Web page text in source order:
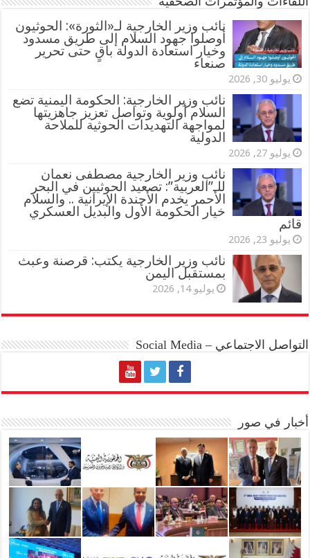
‏نائب وزير الخارجية لـ«الثورة»: الحوثيون
أوصلوا جهود السلام إلى طريق مسدود
وخيار استعادة الدولة باقٍ حتى تحرير
صنعاء
يوليو 30, 2026
نائب وزير الخارجية: الحكومة اليمنية تضع
السلام أولوية وتواصل تعزيز جاهزيتها
لمواجهة التهديدات الحوثية للملاحة
الدولية
يوليو 27, 2026
نائب وزير الخارجية مصطفى نعمان
للـ”العربية”: تصعيد الحوثيين في البحر
الأحمر يخدم الأجندة الإيرانية .. والسلام
خيار الحكومة الأول والبديل العسكري
قائم
يوليو 23, 2026
نائب وزير الخارجية يكتب: قرصنة وعبث
بمستقبل اليمن
يوليو 14, 2026
التواصل الاجتماعي – Social Media
أخبار في صور